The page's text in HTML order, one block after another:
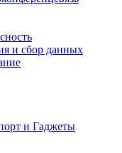
и сбор данных
и Гаджеты